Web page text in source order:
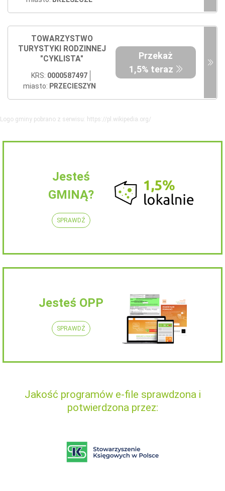
TOWARZYSTWO
TURYSTYKI RODZINNEJ
"CYKLISTA"
KRS: 0000587497
miasto: PRZECIESZYN
Przekaż
1,5% teraz
Logo gminy pobrano z serwisu: https://pl.wikipedia.org/
Jesteś
GMINĄ?
SPRAWDŹ
Jesteś OPP
SPRAWDŹ
Jakość programów e-file sprawdzona i
potwierdzona przez: